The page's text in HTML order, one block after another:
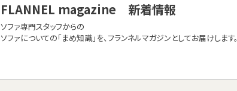
FLANNEL magazine 新着情報
ソファ専門スタッフからの
ソファについての「まめ知識」を、フランネルマガジンとしてお届けします。